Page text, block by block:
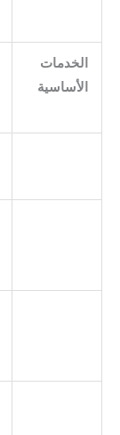
الخدمات
الأساسية